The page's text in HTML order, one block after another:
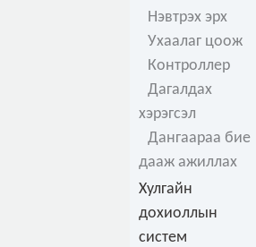
Нэвтрэх эрх
Ухаалаг цоож
Контроллер
Дагалдах
хэрэгсэл
Дангаараа бие
дааж ажиллах
Хулгайн
дохиоллын
систем